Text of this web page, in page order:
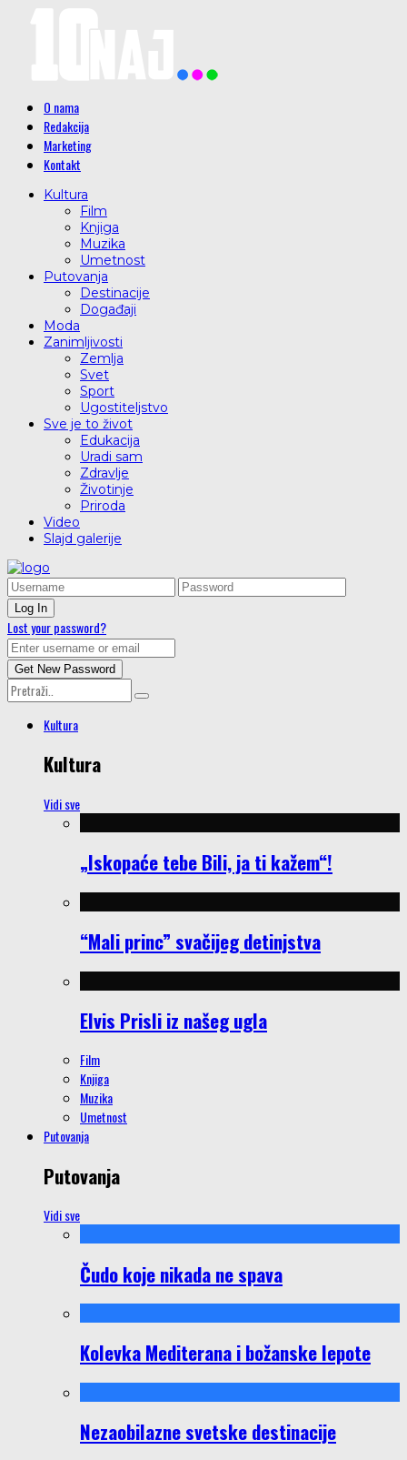
O nama
Redakcija
Marketing
Kontakt
Kultura
Film
Knjiga
Muzika
Umetnost
Putovanja
Destinacije
Događaji
Moda
Zanimljivosti
Zemlja
Svet
Sport
Ugostiteljstvo
Sve je to život
Edukacija
Uradi sam
Zdravlje
Životinje
Priroda
Video
Slajd galerije
Lost your password?
Kultura
Kultura
Vidi sve
„Iskopaće tebe Bili, ja ti kažem“!
“Mali princ” svačijeg detinjstva
Elvis Prisli iz našeg ugla
Film
Knjiga
Muzika
Umetnost
Putovanja
Putovanja
Vidi sve
Čudo koje nikada ne spava
Kolevka Mediterana i božanske lepote
Nezaobilazne svetske destinacije